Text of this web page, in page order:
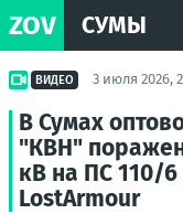
ZOV СУМЫ
ВИДЕО 3 июля 2026,
В Сумах
"КВН"
кВ на ПС 110/
LostArmour